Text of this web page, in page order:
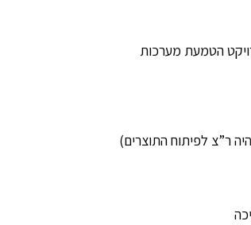
הטמעת מערכות
ר”צ לפיתוח התוצרים)